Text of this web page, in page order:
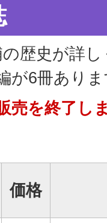
歴史が詳
が6冊あり
売を終了し
価格